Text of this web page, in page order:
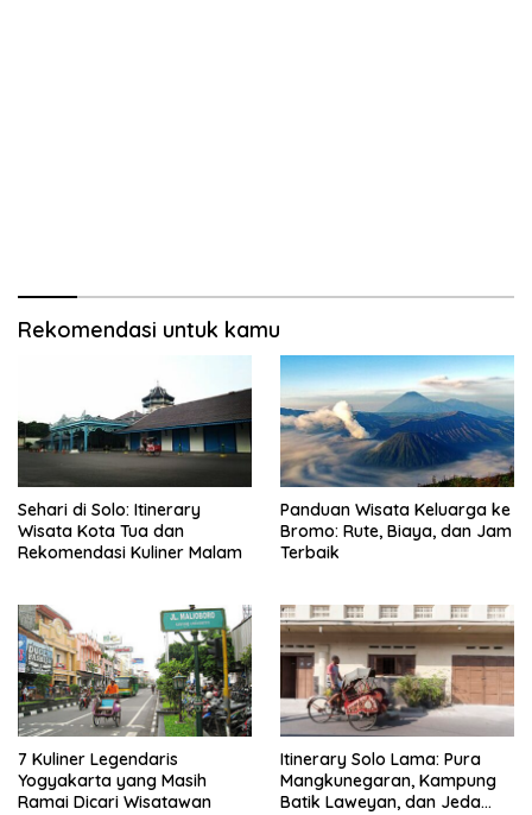
Rekomendasi untuk kamu
Sehari di Solo: Itinerary
Wisata Kota Tua dan
Rekomendasi Kuliner Malam
Panduan Wisata Keluarga ke
Bromo: Rute, Biaya, dan Jam
Terbaik
7 Kuliner Legendaris
Yogyakarta yang Masih
Ramai Dicari Wisatawan
Itinerary Solo Lama: Pura
Mangkunegaran, Kampung
Batik Laweyan, dan Jeda